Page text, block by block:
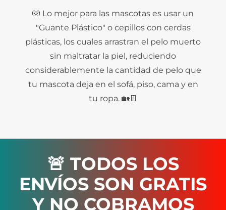
🧤 Lo mejor para las mascotas es usar un
"Guante Plástico" o cepillos con cerdas
plásticas, los cuales arrastran el pelo muerto
sin maltratar la piel, reduciendo
considerablemente la cantidad de pelo que
tu mascota deja en el sofá, piso, cama y en
tu ropa. 🏡👖
🚨 TODOS LOS
ENVÍOS SON GRATIS
Y NO COBRAMOS